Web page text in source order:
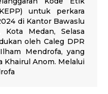
untuk perkara
di Kantor Bawaslu
Kota Medan, Selasa
oleh Caleg DPR
Mendrofa, yang
Khairul Anom. Melalui